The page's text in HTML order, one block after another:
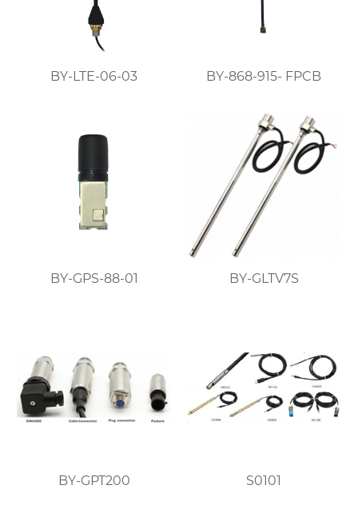
BY-LTE-06-03 BY-868-915- FPCB
BY-GPS-88-01 BY-GLTV7S
BY-GPT200 S0101